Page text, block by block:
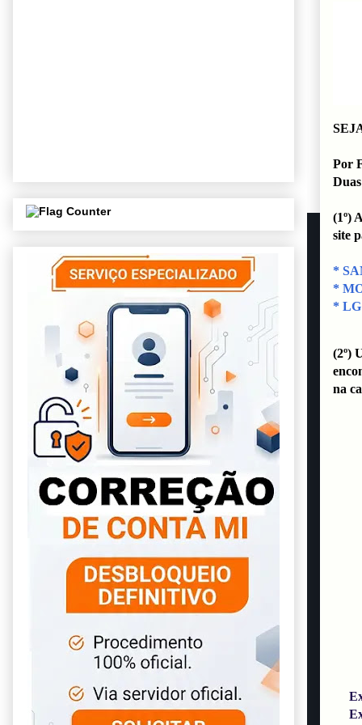
Por
(1º)
site
*
*
* LG
(2º)
na